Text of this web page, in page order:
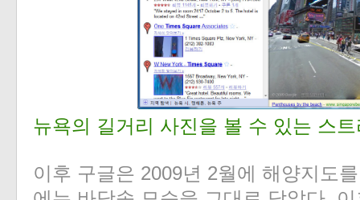
뉴욕의 길거리 사진을 볼 수 있는 스
이후 구글은 2009년 2월에 해양지도